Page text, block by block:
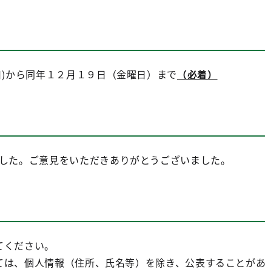
ら同年１２月１９日（金曜日）まで （必着）
。ご意見をいただきありがとうございました。
ださい。
、個人情報（住所、氏名等）を除き、公表することがあ